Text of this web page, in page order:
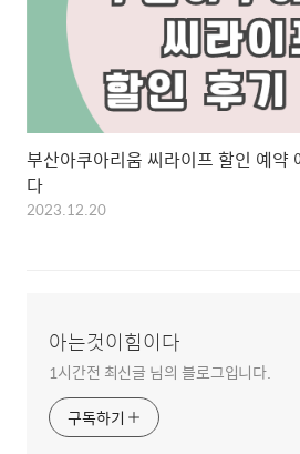
부산아쿠아리움 씨라이프 할인 예약
다
2023.12.20
아는것이힘이다
1시간전 최신글 님의 블로그입니다.
구독하기